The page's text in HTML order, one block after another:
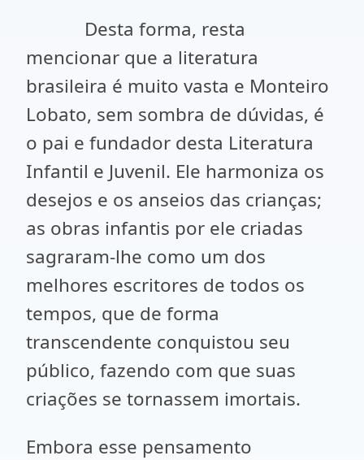
Desta forma, resta
mencionar que a literatura
brasileira é muito vasta e Monteiro
Lobato, sem sombra de dúvidas, é
o pai e fundador desta Literatura
Infantil e Juvenil. Ele harmoniza os
desejos e os anseios das crianças;
as obras infantis por ele criadas
sagraram-lhe como um dos
melhores escritores de todos os
tempos, que de forma
transcendente conquistou seu
público, fazendo com que suas
criações se tornassem imortais.
Embora esse pensamento